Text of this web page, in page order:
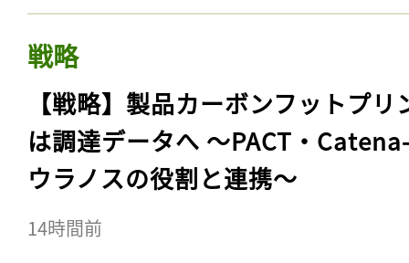
戦略
【戦略】製品カーボンフットプリ
は調達データへ 〜PACT・
ウラノスの役割と連携〜
14時間前